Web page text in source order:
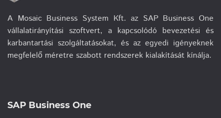
A Mosaic Business System Kft. az SAP Business One
vállalatirányítási szoftvert, a kapcsolódó bevezetési és
karbantartási szolgáltatásokat, és az egyedi igényeknek
megfelelő méretre szabott rendszerek kialakítását kínálja.
SAP Business One